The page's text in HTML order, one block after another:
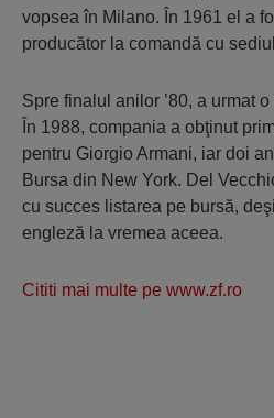
vopsea în Milano. În 1961 el a
producător la comandă cu
Spre finalul anilor ’80, a urmat
În 1988, compania a obţinut
pentru Giorgio Armani, iar doi
Bursa din New York. Del
cu succes listarea pe bursă,
engleză la vremea aceea.
Cititi mai multe pe www.zf.ro